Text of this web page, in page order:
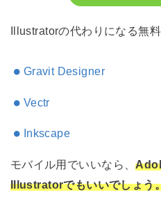
Illustratorの代わりになる無
Gravit Designer
Vectr
Inkscape
モバイル用でいいなら、
Illustratorでもいいでしょう